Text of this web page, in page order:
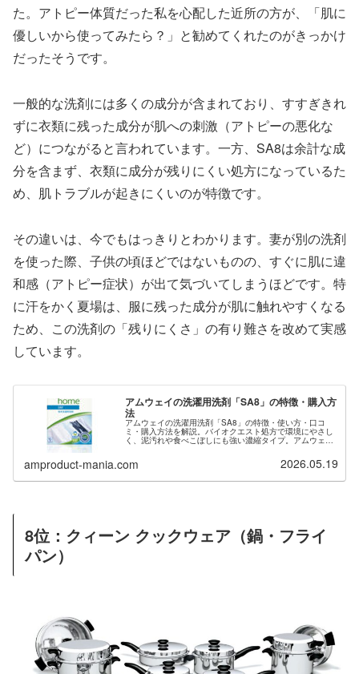
た。アトピー体質だった私を心配した近所の方が、「肌に
優しいから使ってみたら？」と勧めてくれたのがきっかけ
だったそうです。
一般的な洗剤には多くの成分が含まれており、すすぎきれ
ずに衣類に残った成分が肌への刺激（アトピーの悪化な
ど）につながると言われています。一方、SA8は余計な成
分を含まず、衣類に成分が残りにくい処方になっているた
め、肌トラブルが起きにくいのが特徴です。
その違いは、今でもはっきりとわかります。妻が別の洗剤
を使った際、子供の頃ほどではないものの、すぐに肌に違
和感（アトピー症状）が出て気づいてしまうほどです。特
に汗をかく夏場は、服に残った成分が肌に触れやすくなる
ため、この洗剤の「残りにくさ」の有り難さを改めて実感
しています。
アムウェイの洗濯用洗剤「SA8」の特徴・購入方
法
アムウェイの洗濯用洗剤「SA8」の特徴・使い方・口コ
ミ・購入方法を解説。バイオクエスト処方で環境にやさし
く、泥汚れや食べこぼしにも強い濃縮タイプ。アムウェイ
会員登録希望の方は当サイトからご紹介も可能です。
amproduct-mania.com 2026.05.19
8位：クィーン クックウェア（鍋・フライ
パン）